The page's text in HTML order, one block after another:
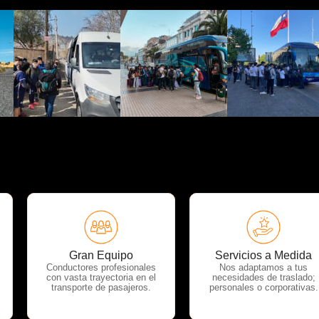
Gran Equipo
Conductores profesionales
con vasta trayectoria en el
transporte de pasajeros.
OTP Servicios Servicios a Medida
Nos adaptamos a tus
necesidades de traslado;
personales o corporativas.
OTP Servicios